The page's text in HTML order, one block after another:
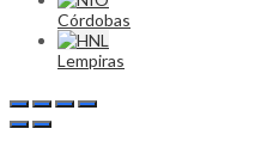
Córdobas
Lempiras